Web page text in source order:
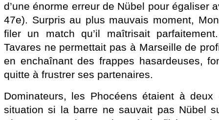
d’une énorme erreur de Nübel pour égaliser
47e). Surpris au plus mauvais moment,
filer un match qu’il maîtrisait
Tavares ne permettait pas à Marseille de
en enchaînant des frappes hasardeuses,
quitte à frustrer ses partenaires.
Dominateurs, les Phocéens étaient à
situation si la barre ne sauvait pas Nübel